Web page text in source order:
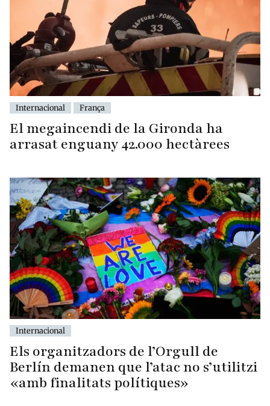
Internacional França
El megaincendi de la Gironda ha
arrasat enguany 42.000 hectàrees
Internacional
Els organitzadors de l’Orgull de
Berlín demanen que l’atac no s’utilitzi
«amb finalitats polítiques»